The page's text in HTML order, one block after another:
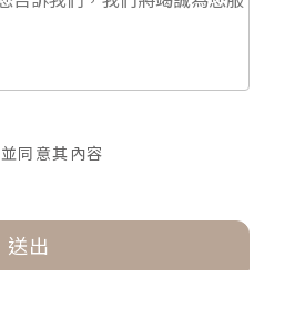
並同意其內容
送出